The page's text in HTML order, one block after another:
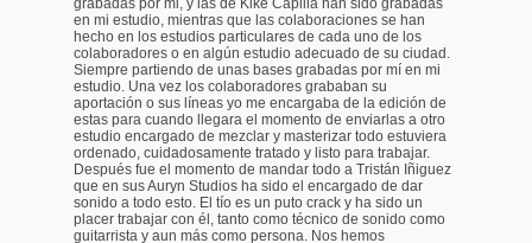
en mi estudio, mientras que las colaboraciones se han
hecho en los estudios particulares de cada uno de los
colaboradores o en algún estudio adecuado de su ciudad.
Siempre partiendo de unas bases grabadas por mí en mi
estudio. Una vez los colaboradores grababan su
aportación o sus líneas yo me encargaba de la edición de
estas para cuando llegara el momento de enviarlas a otro
estudio encargado de mezclar y masterizar todo estuviera
ordenado, cuidadosamente tratado y listo para trabajar.
Después fue el momento de mandar todo a Tristán Iñiguez
que en sus Auryn Studios ha sido el encargado de dar
sonido a todo esto. El tío es un puto crack y ha sido un
placer trabajar con él, tanto como técnico de sonido como
guitarrista y aun más como persona. Nos hemos